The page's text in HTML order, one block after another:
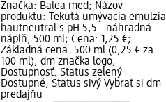
Značka: Balea med; Názov
produktu: Tekutá umývacia emulzia
hautneutral s pH 5,5 - náhradná
náplň, 500 ml; Cena: 1,25 €;
Základná cena: 500 ml (0,25 € za
100 ml); dm značka logo;
Dostupnosť: Status zelený
Dostupné, Status sivý Vybrať si dm
predajňu